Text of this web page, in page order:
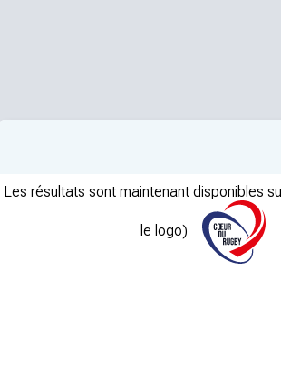
Les résultats sont maintenant disponibles
le logo)